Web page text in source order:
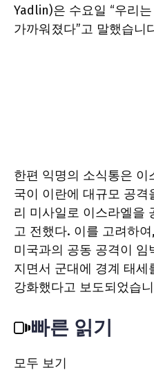
Yadlin)은 수요일 “우리
가까워졌다”고 말했습니
한편 익명의 소식통은 이
국이 이란에 대규모 공격
리 미사일로 이스라엘을
고 전했다. 이를 고려하
미국과의 공동 공격이 임
지면서 군대에 경계 태
강화했다고 보도되었습
빠른 읽기
모두 보기